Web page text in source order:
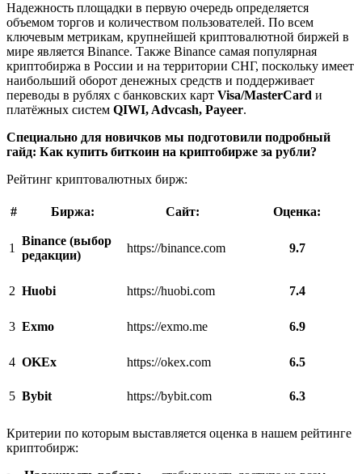
Надежность площадки в первую очередь определяется
объемом торгов и количеством пользователей. По всем
ключевым метрикам, крупнейшей криптовалютной биржей в
мире является Binance. Также Binance самая популярная
криптобиржа в России и на территории СНГ, поскольку имеет
наибольший оборот денежных средств и поддерживает
переводы в рублях с банковских карт Visa/MasterCard и
платёжных систем QIWI, Advcash, Payeer.
Специально для новичков мы подготовили подробный
гайд: Как купить биткоин на криптобирже за рубли?
Рейтинг криптовалютных бирж:
# Биржа: Cайт: Оценка:
1
Binance (выбор
редакции)
https://binance.com 9.7
2 Huobi https://huobi.com 7.4
3 Exmo https://exmo.me 6.9
4 OKEx https://okex.com 6.5
5 Bybit https://bybit.com 6.3
Критерии по которым выставляется оценка в нашем рейтинге
криптобирж: